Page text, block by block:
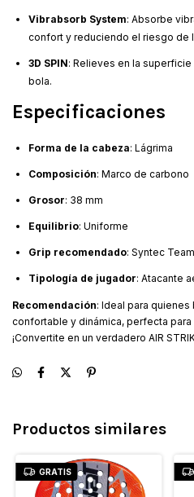
Vibrabsorb System: Absorbe
confort y reduciendo el riesgo de
3D SPIN: Relieves en la
bola.
Especificaciones
Forma de la cabeza: Lágrima
Composición: Marco de carbono
Grosor: 38 mm
Equilibrio: Uniforme
Grip recomendado: Syntec Team
Tipología de jugador: Atacante
Recomendación: Ideal para quienes
confortable y dinámica, perfecta para
¡Convertite en un verdadero AIR
Productos similares
GRATIS